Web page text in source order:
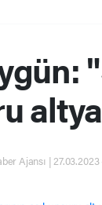
Ajansı |